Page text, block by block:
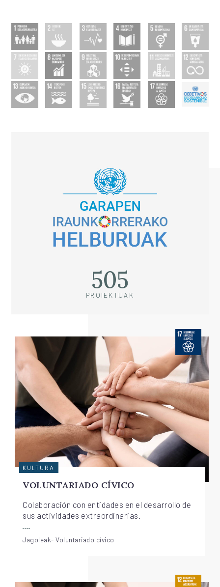
505
PROIEKTUAK
KULTURA
VOLUNTARIADO CÍVICO
Colaboración con entidades en el desarrollo de
sus actividades extraordinarias.
Jagoleak- Voluntariado cívico